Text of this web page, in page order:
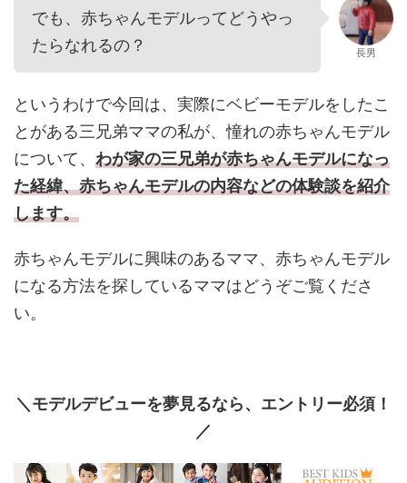
でも、赤ちゃんモデルってどうやっ
たらなれるの？
長男
というわけで今回は、実際にベビーモデルをしたこ
とがある三兄弟ママの私が、憧れの赤ちゃんモデル
について、 わが家の三兄弟が赤ちゃんモデルになっ
た経緯、赤ちゃんモデルの内容などの体験談を紹介
します。
赤ちゃんモデルに興味のあるママ、赤ちゃんモデル
になる方法を探しているママはどうぞご覧くださ
い。
＼モデルデビューを夢見るなら、エントリー必須！
／